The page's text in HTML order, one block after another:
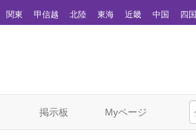
関東 甲信越 北陸 東海 近畿 中国 四国
掲示板 Myページ